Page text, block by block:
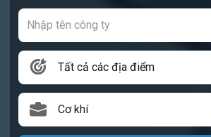
Tất cả các địa điểm
Cơ khí